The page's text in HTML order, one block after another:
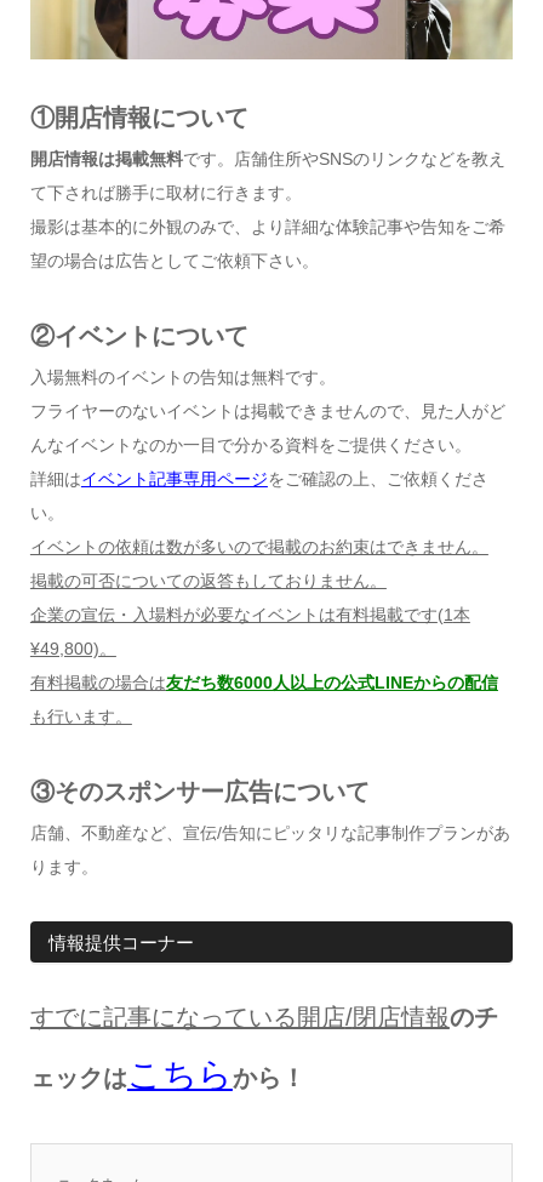
①開店情報について
開店情報は掲載無料です。店舗住所やSNSのリンクなどを教え
て下されば勝手に取材に行きます。
撮影は基本的に外観のみで、より詳細な体験記事や告知をご希
望の場合は広告としてご依頼下さい。
②イベントについて
入場無料のイベントの告知は無料です。
フライヤーのないイベントは掲載できませんので、見た人がど
んなイベントなのか一目で分かる資料をご提供ください。
詳細はイベント記事専用ページをご確認の上、ご依頼くださ
い。
イベントの依頼は数が多いので掲載のお約束はできません。
掲載の可否についての返答もしておりません。
企業の宣伝・入場料が必要なイベントは有料掲載です(1本
¥49,800)。
有料掲載の場合は友だち数6000人以上の公式LINEからの配信
も行います。
③そのスポンサー広告について
店舗、不動産など、宣伝/告知にピッタリな記事制作プランがあ
ります。
情報提供コーナー
すでに記事になっている開店/閉店情報のチ
ェックはこちら から！